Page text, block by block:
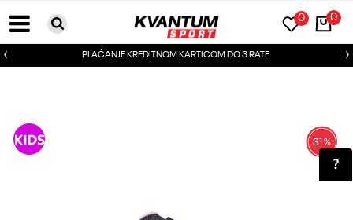
0
0
PLAĆANJE KREDITNOM KARTICOM DO 3 RATE
31%